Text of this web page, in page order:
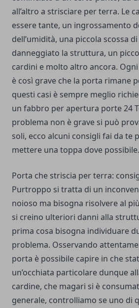
all’altro a strisciare per terra. Le
essere tante, un ingrossamento
dell’umidità, una piccola scossa
danneggiato la struttura, un
cardini e molto altro ancora.
è così grave che la porta rimane
questi casi è sempre meglio
un fabbro perapertura porte 24
problema non è grave si può
soli, ecco alcuni consigli fai da te
mettere una toppa dove possibile.
Porta che striscia per terra:
Purtroppo si tratta di un
noioso ma bisogna risolvere al
si creino ulteriori danni alla
prima cosa bisogna individuare
problema. Osservando
porta è possibile capire in che
un’occhiata particolare dunque
cardine, che magari si è
generale, controlliamo se uno di